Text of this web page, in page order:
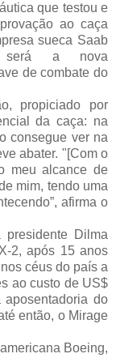
que testou e
ao caça
sueca Saab
será a nova
de combate do
propiciado por
da caça: na
consegue ver na
abater. "[Com o
meu alcance de
mim, tendo uma
afirma o
Dilma
2, após 15 anos
céus do país a
ao custo de US$
do
então, o Mirage
Boeing,